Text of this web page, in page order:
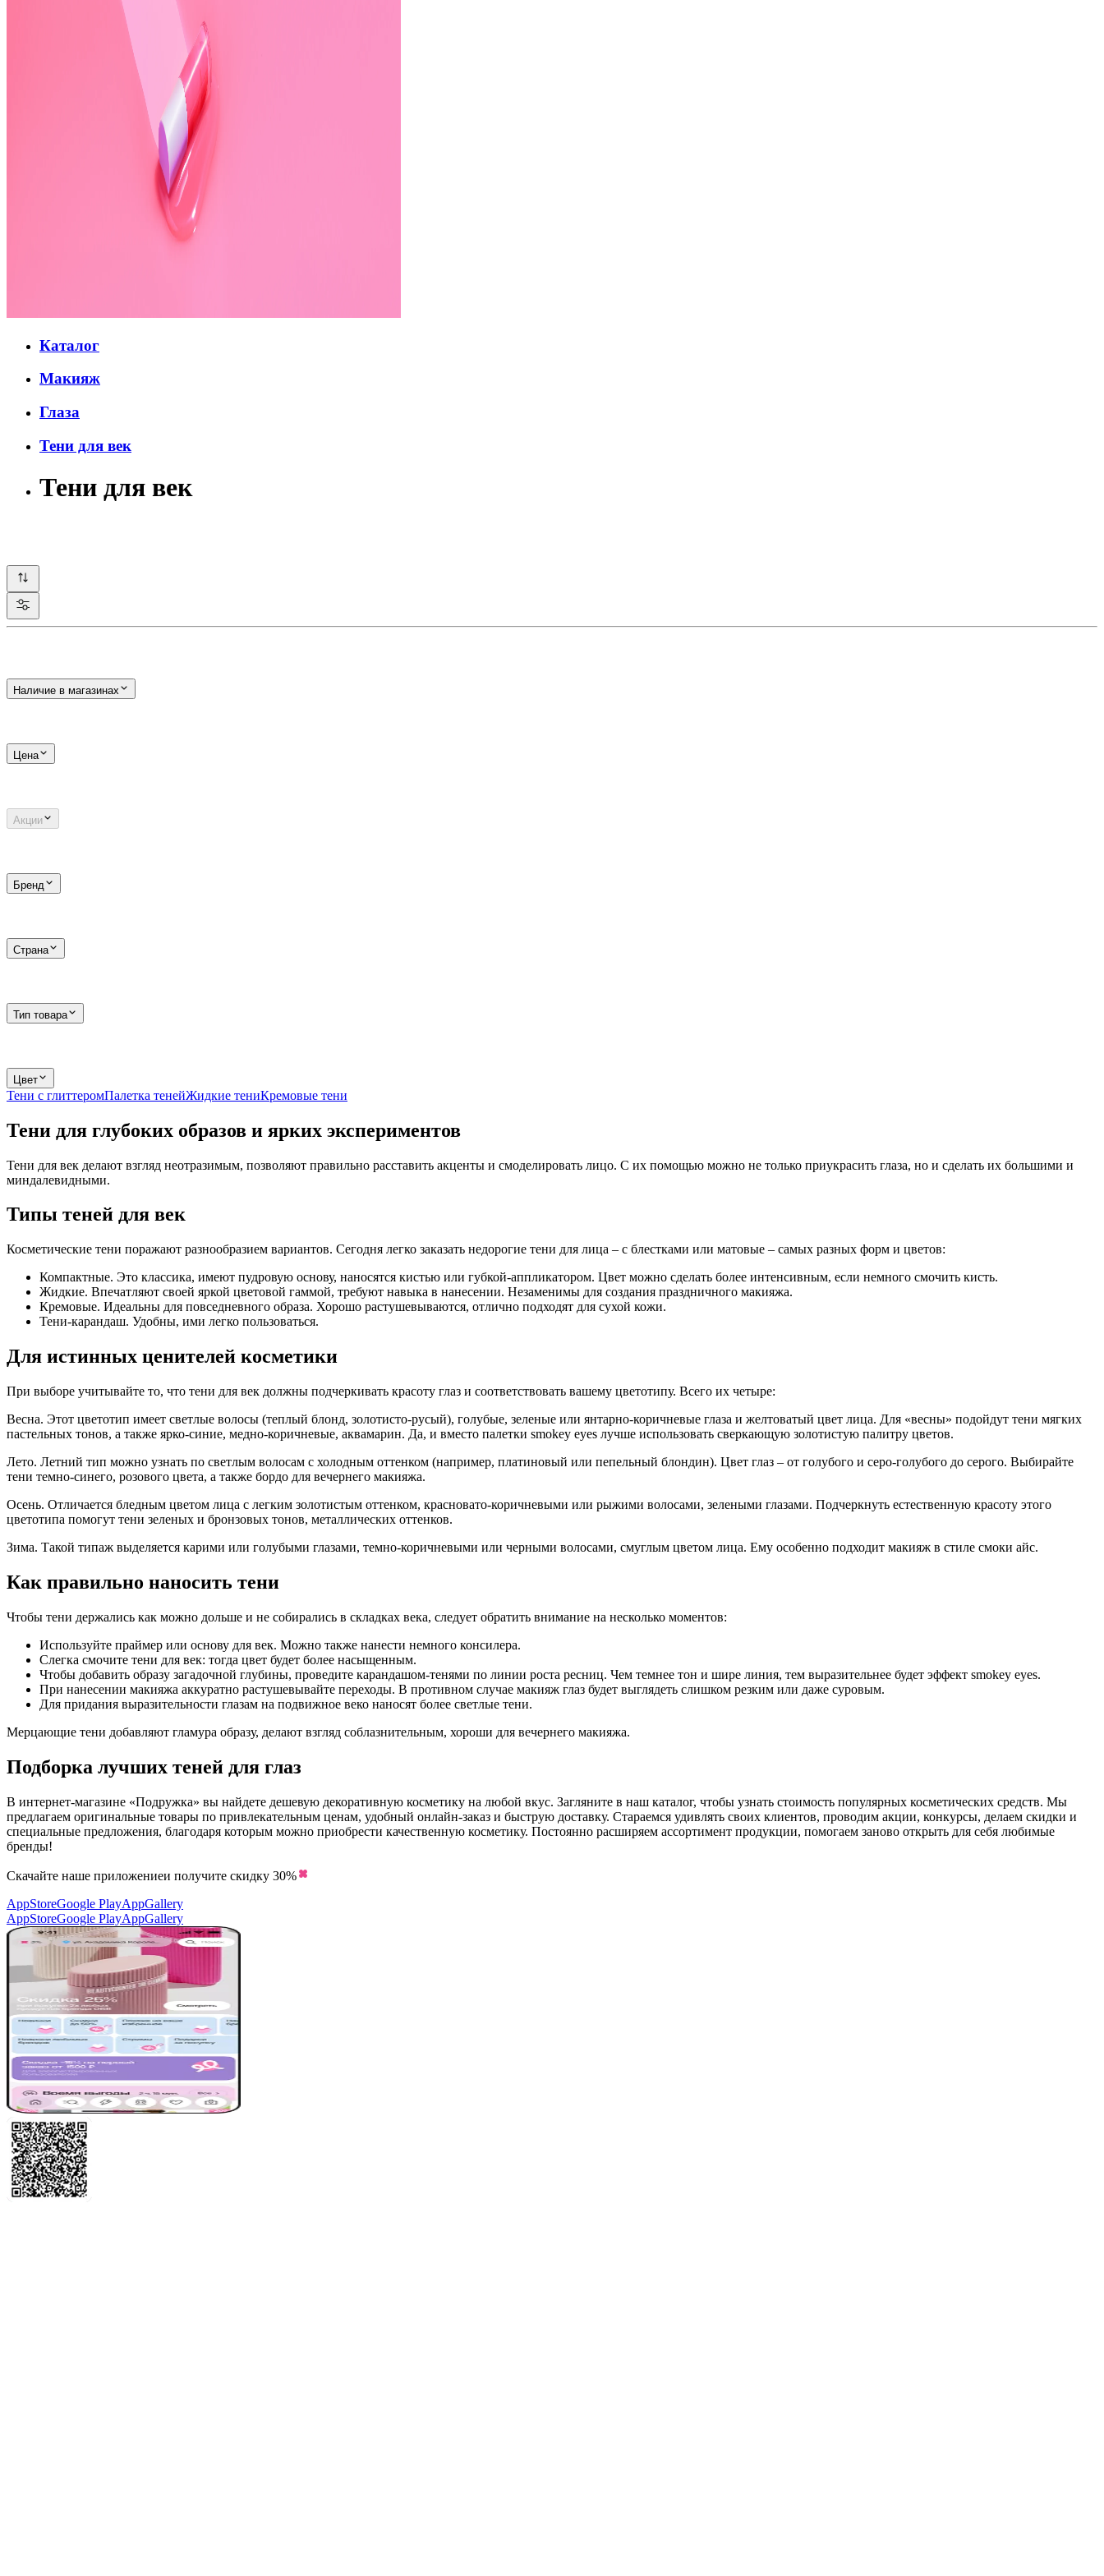
Каталог
Макияж
Глаза
Тени для век
Тени для век
Наличие в магазинах
Цена
Акции
Бренд
Страна
Тип товара
Цвет
Тени с глиттеромПалетка тенейЖидкие тениКремовые тени
Тени для глубоких образов и ярких экспериментов
Тени для век делают взгляд неотразимым, позволяют правильно расставить акценты и смоделировать лицо. С их помощью можно не только приукрасить глаза, но и сделать их большими и
миндалевидными.
Типы теней для век
Косметические тени поражают разнообразием вариантов. Сегодня легко заказать недорогие тени для лица – с блестками или матовые – самых разных форм и цветов:
Компактные. Это классика, имеют пудровую основу, наносятся кистью или губкой-аппликатором. Цвет можно сделать более интенсивным, если немного смочить кисть.
Жидкие. Впечатляют своей яркой цветовой гаммой, требуют навыка в нанесении. Незаменимы для создания праздничного макияжа.
Кремовые. Идеальны для повседневного образа. Хорошо растушевываются, отлично подходят для сухой кожи.
Тени-карандаш. Удобны, ими легко пользоваться.
Для истинных ценителей косметики
При выборе учитывайте то, что тени для век должны подчеркивать красоту глаз и соответствовать вашему цветотипу. Всего их четыре:
Весна. Этот цветотип имеет светлые волосы (теплый блонд, золотисто-русый), голубые, зеленые или янтарно-коричневые глаза и желтоватый цвет лица. Для «весны» подойдут тени мягких
пастельных тонов, а также ярко-синие, медно-коричневые, аквамарин. Да, и вместо палетки smokey eyes лучше использовать сверкающую золотистую палитру цветов.
Лето. Летний тип можно узнать по светлым волосам с холодным оттенком (например, платиновый или пепельный блондин). Цвет глаз – от голубого и серо-голубого до серого. Выбирайте
тени темно-синего, розового цвета, а также бордо для вечернего макияжа.
Осень. Отличается бледным цветом лица с легким золотистым оттенком, красновато-коричневыми или рыжими волосами, зелеными глазами. Подчеркнуть естественную красоту этого
цветотипа помогут тени зеленых и бронзовых тонов, металлических оттенков.
Зима. Такой типаж выделяется карими или голубыми глазами, темно-коричневыми или черными волосами, смуглым цветом лица. Ему особенно подходит макияж в стиле смоки айс.
Как правильно наносить тени
Чтобы тени держались как можно дольше и не собирались в складках века, следует обратить внимание на несколько моментов:
Используйте праймер или основу для век. Можно также нанести немного консилера.
Слегка смочите тени для век: тогда цвет будет более насыщенным.
Чтобы добавить образу загадочной глубины, проведите карандашом-тенями по линии роста ресниц. Чем темнее тон и шире линия, тем выразительнее будет эффект smokey eyes.
При нанесении макияжа аккуратно растушевывайте переходы. В противном случае макияж глаз будет выглядеть слишком резким или даже суровым.
Для придания выразительности глазам на подвижное веко наносят более светлые тени.
Мерцающие тени добавляют гламура образу, делают взгляд соблазнительным, хороши для вечернего макияжа.
Подборка лучших теней для глаз
В интернет-магазине «Подружка» вы найдете дешевую декоративную косметику на любой вкус. Загляните в наш каталог, чтобы узнать стоимость популярных косметических средств. Мы
предлагаем оригинальные товары по привлекательным ценам, удобный онлайн-заказ и быструю доставку. Стараемся удивлять своих клиентов, проводим акции, конкурсы, делаем скидки и
специальные предложения, благодаря которым можно приобрести качественную косметику. Постоянно расширяем ассортимент продукции, помогаем заново открыть для себя любимые
бренды!
Скачайте наше приложениеи получите скидку 30%
AppStoreGoogle PlayAppGallery
AppStoreGoogle PlayAppGallery